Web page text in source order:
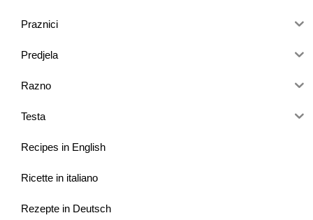
Praznici
Predjela
Razno
Testa
Recipes in English
Ricette in italiano
Rezepte in Deutsch